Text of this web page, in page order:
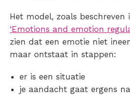
Het model, zoals beschreven
‘Emotions and emotion
zien dat een emotie niet
maar ontstaat in stappen:
er is een situatie
je aandacht gaat ergens